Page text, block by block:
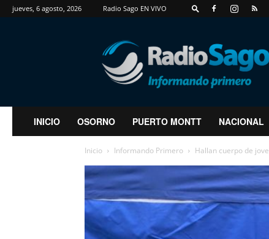
jueves, 6 agosto, 2026 Radio Sago EN VIVO
RadioSago
INICIO OSORNO PUERTO MONTT NACIONAL
Inicio Informando Primero Hallan cuerpo de